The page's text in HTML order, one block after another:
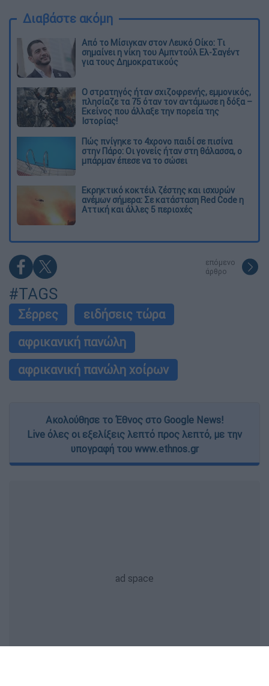
Διαβάστε ακόμη
Από το Μίσιγκαν στον Λευκό Οίκο: Τι
σημαίνει η νίκη του Αμπντούλ Ελ-Σαγέντ
για τους Δημοκρατικούς
O στρατηγός ήταν σχιζοφρενής, εμμονικός,
πλησίαζε τα 75 όταν τον αντάμωσε η δόξα –
Εκείνος που άλλαξε την πορεία της
Ιστορίας!
Πώς πνίγηκε το 4χρονο παιδί σε πισίνα
στην Πάρο: Οι γονείς ήταν στη θάλασσα, ο
μπάρμαν έπεσε να το σώσει
Εκρηκτικό κοκτέιλ ζέστης και ισχυρών
ανέμων σήμερα: Σε κατάσταση Red Code η
Αττική και άλλες 5 περιοχές
επόμενο
άρθρο
#TAGS
Σέρρες
ειδήσεις τώρα
αφρικανική πανώλη
αφρικανική πανώλη χοίρων
Ακολούθησε το Έθνος στο Google News!
Live όλες οι εξελίξεις λεπτό προς λεπτό, με την
υπογραφή του www.ethnos.gr